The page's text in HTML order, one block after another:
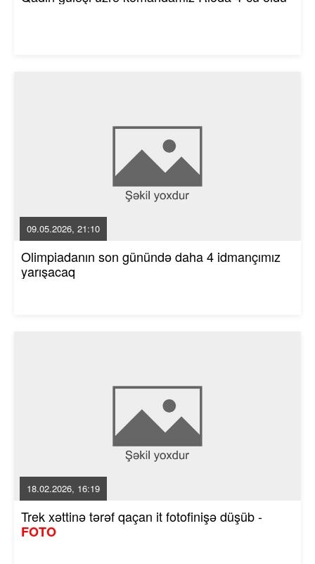
09.05.2026, 21:10
Olimpiadanın son günündə daha 4 idmançımız
yarışacaq
18.02.2026, 16:19
Trek xəttinə tərəf qaçan it fotofinişə düşüb -
FOTO